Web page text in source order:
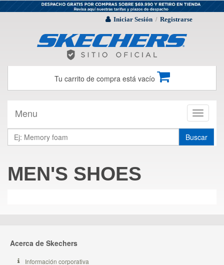
Iniciar Sesión / Registrarse
Tu carrito de compra está vacío
Toggle
Menu
Buscar
MEN'S SHOES
Acerca de Skechers
Información corporativa